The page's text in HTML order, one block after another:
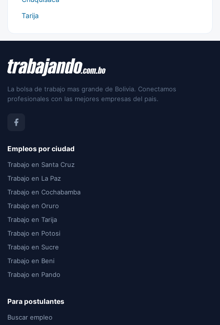
Tarija
La bolsa de trabajo mas grande de Bolivia. Conectamos
profesionales con las mejores empresas del pais.
Empleos por ciudad
Trabajo en Santa Cruz
Trabajo en La Paz
Trabajo en Cochabamba
Trabajo en Oruro
Trabajo en Tarija
Trabajo en Potosi
Trabajo en Sucre
Trabajo en Beni
Trabajo en Pando
Para postulantes
Buscar empleo